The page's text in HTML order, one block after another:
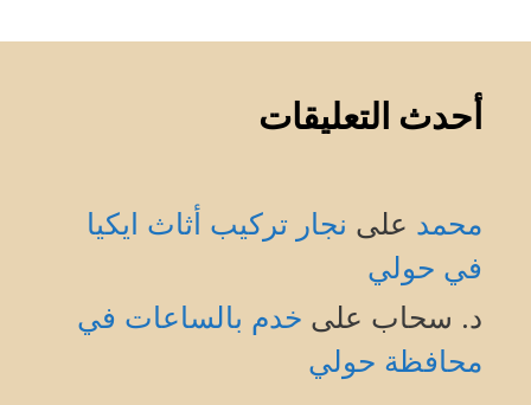
أحدث التعليقات
محمد على نجار تركيب أثاث ايكيا
في حولي
د. سحاب على خدم بالساعات في
محافظة حولي